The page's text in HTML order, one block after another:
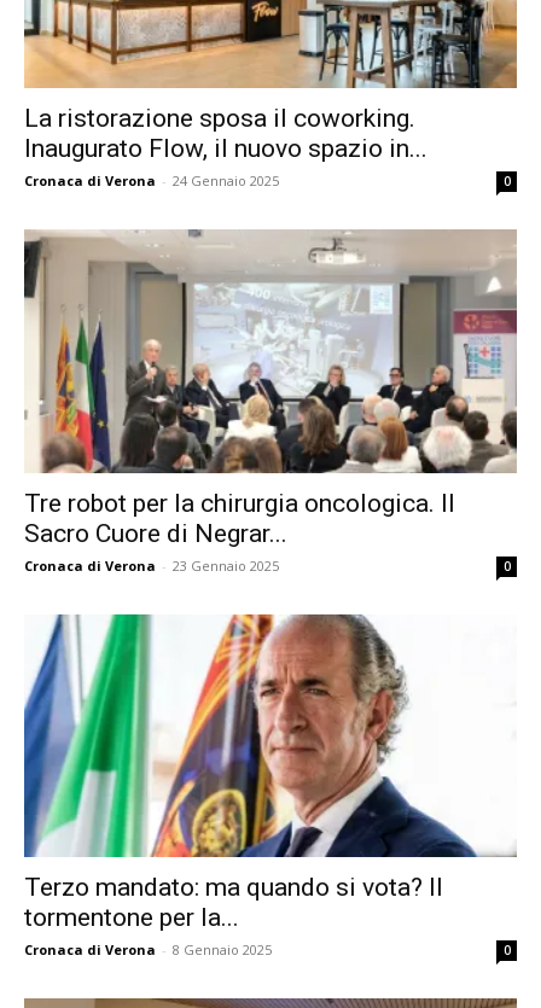
La ristorazione sposa il coworking.
Inaugurato Flow, il nuovo spazio in...
Cronaca di Verona - 24 Gennaio 2025 0
Tre robot per la chirurgia oncologica. Il
Sacro Cuore di Negrar...
Cronaca di Verona - 23 Gennaio 2025 0
Terzo mandato: ma quando si vota? Il
tormentone per la...
Cronaca di Verona - 8 Gennaio 2025 0